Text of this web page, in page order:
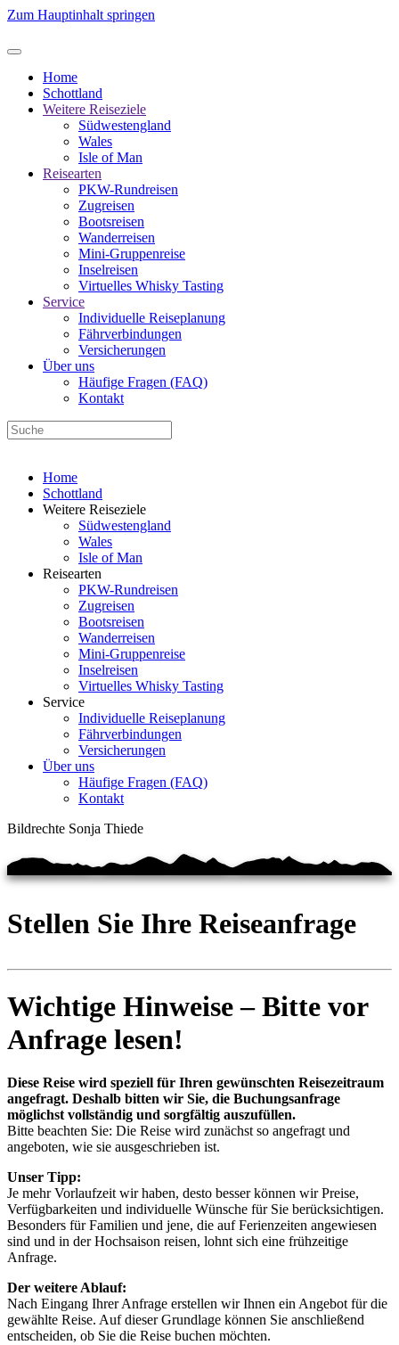
Zum Hauptinhalt springen
Home
Schottland
Weitere Reiseziele
Südwestengland
Wales
Isle of Man
Reisearten
PKW-Rundreisen
Zugreisen
Bootsreisen
Wanderreisen
Mini-Gruppenreise
Inselreisen
Virtuelles Whisky Tasting
Service
Individuelle Reiseplanung
Fährverbindungen
Versicherungen
Über uns
Häufige Fragen (FAQ)
Kontakt
Home
Schottland
Weitere Reiseziele
Südwestengland
Wales
Isle of Man
Reisearten
PKW-Rundreisen
Zugreisen
Bootsreisen
Wanderreisen
Mini-Gruppenreise
Inselreisen
Virtuelles Whisky Tasting
Service
Individuelle Reiseplanung
Fährverbindungen
Versicherungen
Über uns
Häufige Fragen (FAQ)
Kontakt
Bildrechte Sonja Thiede
Stellen Sie Ihre Reiseanfrage
Wichtige Hinweise – Bitte vor
Anfrage lesen!
Diese Reise wird speziell für Ihren gewünschten Reisezeitraum
angefragt. Deshalb bitten wir Sie, die Buchungsanfrage
möglichst vollständig und sorgfältig auszufüllen.
Bitte beachten Sie: Die Reise wird zunächst so angefragt und
angeboten, wie sie ausgeschrieben ist.
Unser Tipp:
Je mehr Vorlaufzeit wir haben, desto besser können wir Preise,
Verfügbarkeiten und individuelle Wünsche für Sie berücksichtigen.
Besonders für Familien und jene, die auf Ferienzeiten angewiesen
sind und in der Hochsaison reisen, lohnt sich eine frühzeitige
Anfrage.
Der weitere Ablauf:
Nach Eingang Ihrer Anfrage erstellen wir Ihnen ein Angebot für die
gewählte Reise. Auf dieser Grundlage können Sie anschließend
entscheiden, ob Sie die Reise buchen möchten.